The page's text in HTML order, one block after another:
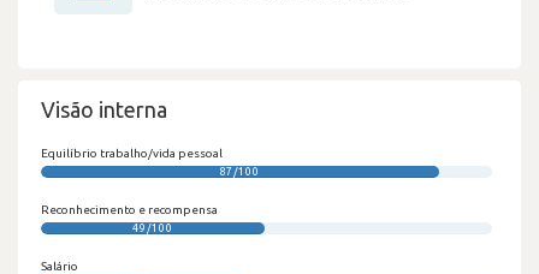
Visão interna
Equilíbrio trabalho/vida pessoal
87/100
Reconhecimento e recompensa
49/100
Salário